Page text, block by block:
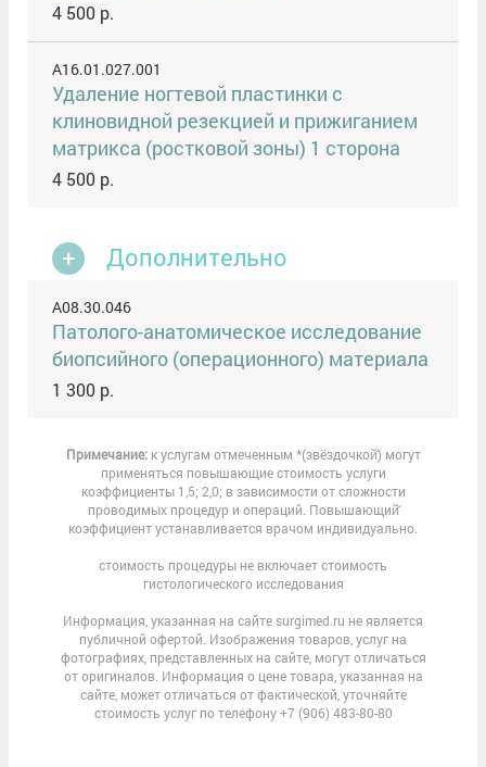
4 500 р.
A16.01.027.001
Удаление ногтевой пластинки с
клиновидной резекцией и прижиганием
матрикса (ростковой зоны) 1 сторона
4 500 р.
Дополнительно
A08.30.046
Патолого-анатомическое исследование
биопсийного (операционного) материала
1 300 р.
Примечание:к услугам отмеченным *(звёздочкой̆) могут
применяться повышающие стоимость услуги
коэффициенты 1,5; 2,0; в зависимости от сложности
проводимых процедур и операций. Повышающий̆
коэффициент устанавливается врачом индивидуально.
стоимость процедуры не включает стоимость
гистологического исследования
Информация, указанная на сайте surgimed.ru не является
публичной офертой. Изображения товаров, услуг на
фотографиях, представленных на сайте, могут отличаться
от оригиналов. Информация о цене товара, указанная на
сайте, может отличаться от фактической, уточняйте
стоимость услуг по телефону +7 (906) 483-80-80